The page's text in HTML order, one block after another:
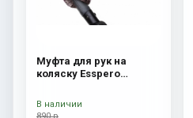
Муфта для рук на
коляску Esspero
890 р
В наличии